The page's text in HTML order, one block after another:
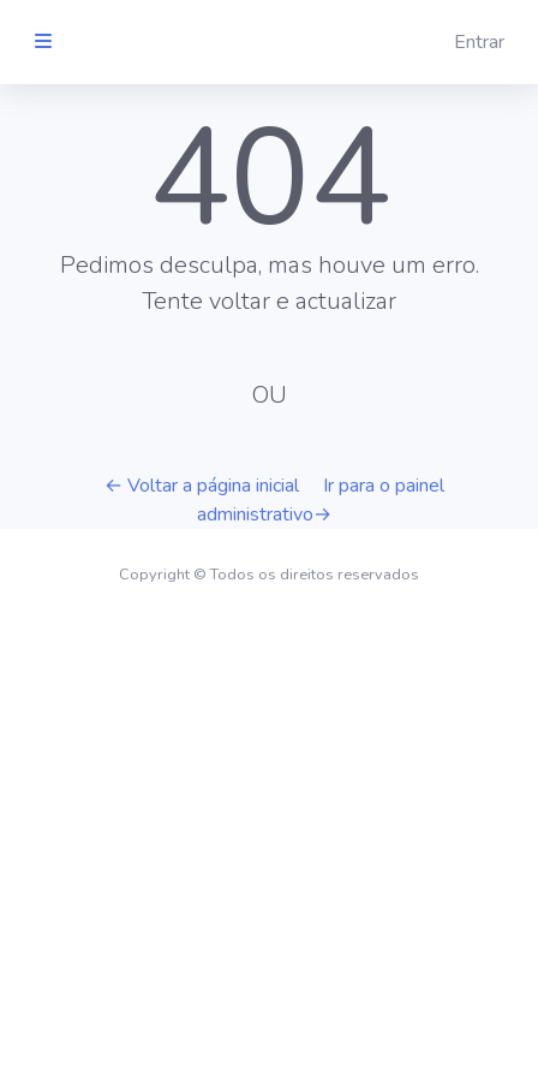
Entrar
404
Pedimos desculpa, mas houve um erro.
Tente voltar e actualizar
OU
← Voltar a página inicial
Ir para o painel
administrativo→
Copyright © Todos os direitos reservados